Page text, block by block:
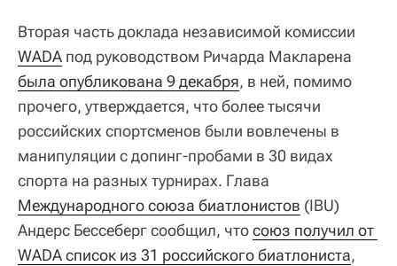
Вторая часть доклада независимой комиссии
WADA под руководством Ричарда Макларена
была опубликована 9 декабря, в ней, помимо
прочего, утверждается, что более тысячи
российских спортсменов были вовлечены в
манипуляции с допинг-пробами в 30 видах
спорта на разных турнирах. Глава
Международного союза биатлонистов (IBU)
Андерс Бессеберг сообщил, чтосоюз получил от
WADA список из 31 российского биатлониста,